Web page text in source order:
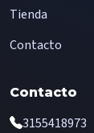
Tienda
Contacto
Contacto
3155418973